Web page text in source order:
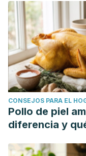
Increases
Transplantation .
Zheng, S., Kim,
C. (2018). The
on Anxiety in
Exercise and
Trial.Journal of
https://
CONSEJOS PARA EL
Pollo de piel
diferencia y